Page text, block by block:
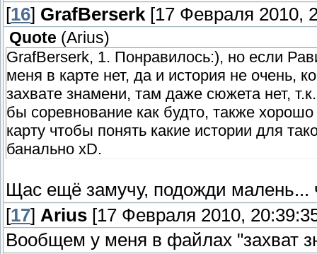
[16] GrafBerserk [17 Февраля 2010,
Quote (Arius)
GrafBerserk, 1. Понравилось:), но если
меня в карте нет, да и история не очень,
захвате знамени, там даже сюжета нет,
бы соревнование как будто, также
карту чтобы понять какие истории для
банально xD.
Щас ещё замучу, подожди малень...
[17] Arius [17 Февраля 2010,
Вообщем у меня в файлах "захват